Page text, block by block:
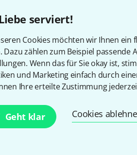
serviert!
Cookies möchten wir Ihnen ein
Dazu zählen zum Beispiel
Wenn das für Sie okay ist,
und Marketing einfach durch
Ihre erteilte Zustimmung
Geht klar Cookies
Sofort
Mapex
Größe: